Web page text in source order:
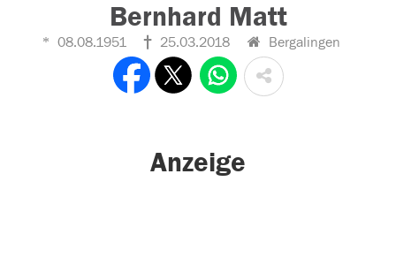
Bernhard Matt
08.08.1951 25.03.2018 Bergalingen
Anzeige